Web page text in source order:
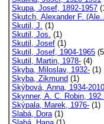
Skupa, Josef, 1892-1957
Skutch, Alexander F. (Ale..
Skutil, J. (1)
Skutil, Jos. (1)
Skutil, Josef (1)
Skutil, Josef, 1904-1965
Skutil, Martin, 1978- (4)
Skyba, Miloslav, 1932- (1)
Skyba, Zikmund (1)
Skýbová, Anna, 1934-2010
Skynner, A. C. Robin,
Skýpala, Marek, 1976- (1)
Slabá, Dora(1)